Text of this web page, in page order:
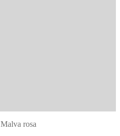
Malva rosa